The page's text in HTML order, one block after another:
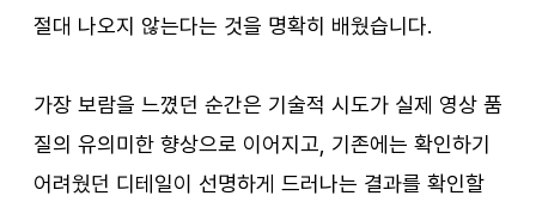
절대 나오지 않는다는 것을 명확히 배웠습니다.
가장 보람을 느꼈던 순간은 기술적 시도가 실제 영상 품
질의 유의미한 향상으로 이어지고, 기존에는 확인하기
어려웠던 디테일이 선명하게 드러나는 결과를 확인할